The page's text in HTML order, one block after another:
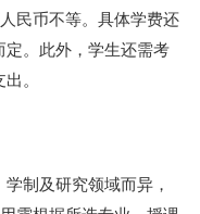
民币不等。具体学费还
定。此外，学生还需考
。
制及研究领域而异，